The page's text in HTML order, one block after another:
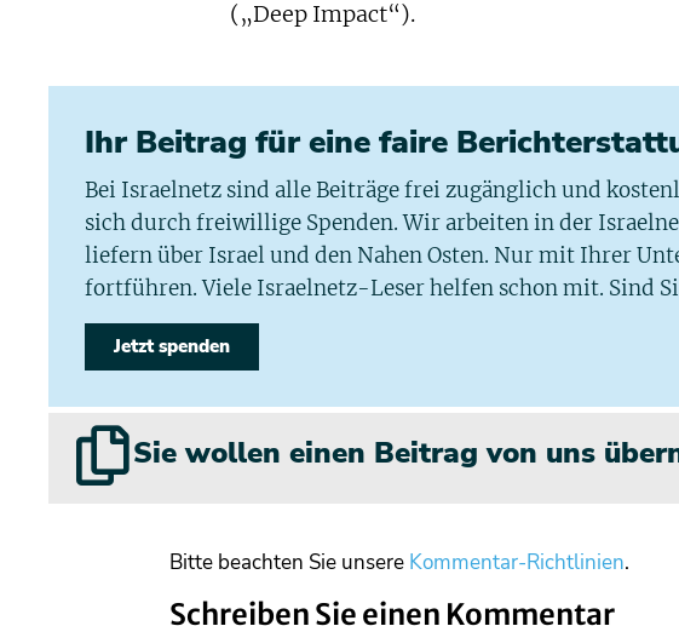
(„Deep Impact“).
Ihr Beitrag für eine faire
Bei Israelnetz sind alle Beiträge frei zugänglich und
sich durch freiwillige Spenden. Wir arbeiten in der
liefern über Israel und den Nahen Osten. Nur mit Ihrer
fortführen. Viele Israelnetz-Leser helfen schon mit. Sind
Jetzt spenden
Sie wollen einen Beitrag von uns
Bitte beachten Sie unsere Kommentar-Richtlinien.
Schreiben Sie einen Kommentar